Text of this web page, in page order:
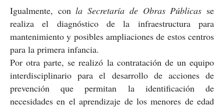
Igualmente, conla Secretaría de Obras Públicas se
realiza el diagnóstico de la infraestructura para
mantenimiento y posibles ampliaciones de estos centros
para la primera infancia.
Por otra parte, se realizó la contratación de un equipo
interdisciplinario para el desarrollo de acciones de
prevención que permitan la identificación de
necesidades en el aprendizaje de los menores de edad